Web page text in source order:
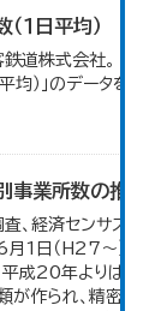
１日平均）
鉄道株式会社。 大
均）」のデータを参
事業所数の推移
査、経済センサス。
1日（H27～）・
成20年よりはん用
が作られ、精密機械